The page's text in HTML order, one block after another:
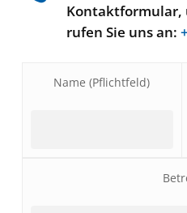
Kontaktformular,
rufen Sie uns an:
Name (Pflichtfeld)